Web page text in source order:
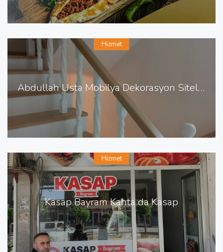
Abdullah Usta Mobilya Dekorasyon Sitelerde Mobilya Dekorasyon
Hizmet
Kasap Bayram Kahta da Kasap
Hizmet